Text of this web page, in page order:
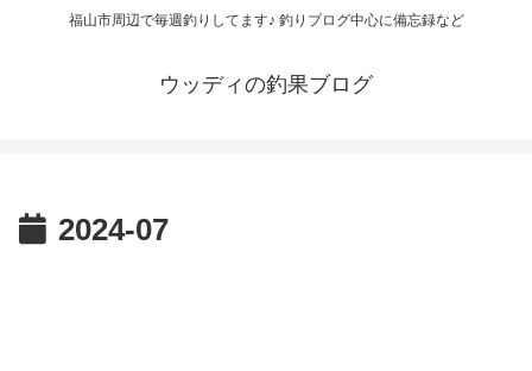
福山市周辺で毎週釣りしてます♪ 釣りブログ中心に備忘録など
ウッディの釣果ブログ
2024-07